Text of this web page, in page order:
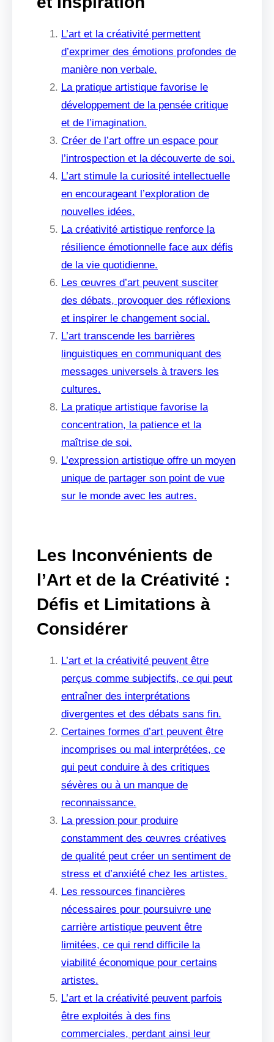
L’art et la créativité permettent
d’exprimer des émotions profondes de
manière non verbale.
La pratique artistique favorise le
développement de la pensée critique
et de l’imagination.
Créer de l’art offre un espace pour
l’introspection et la découverte de soi.
L’art stimule la curiosité intellectuelle
en encourageant l’exploration de
nouvelles idées.
La créativité artistique renforce la
résilience émotionnelle face aux défis
de la vie quotidienne.
Les œuvres d’art peuvent susciter
des débats, provoquer des réflexions
et inspirer le changement social.
L’art transcende les barrières
linguistiques en communiquant des
messages universels à travers les
cultures.
La pratique artistique favorise la
concentration, la patience et la
maîtrise de soi.
L’expression artistique offre un moyen
unique de partager son point de vue
sur le monde avec les autres.
Les Inconvénients de
l’Art et de la Créativité :
Défis et Limitations à
Considérer
L’art et la créativité peuvent être
perçus comme subjectifs, ce qui peut
entraîner des interprétations
divergentes et des débats sans fin.
Certaines formes d’art peuvent être
incomprises ou mal interprétées, ce
qui peut conduire à des critiques
sévères ou à un manque de
reconnaissance.
La pression pour produire
constamment des œuvres créatives
de qualité peut créer un sentiment de
stress et d’anxiété chez les artistes.
Les ressources financières
nécessaires pour poursuivre une
carrière artistique peuvent être
limitées, ce qui rend difficile la
viabilité économique pour certains
artistes.
L’art et la créativité peuvent parfois
être exploités à des fins
commerciales, perdant ainsi leur